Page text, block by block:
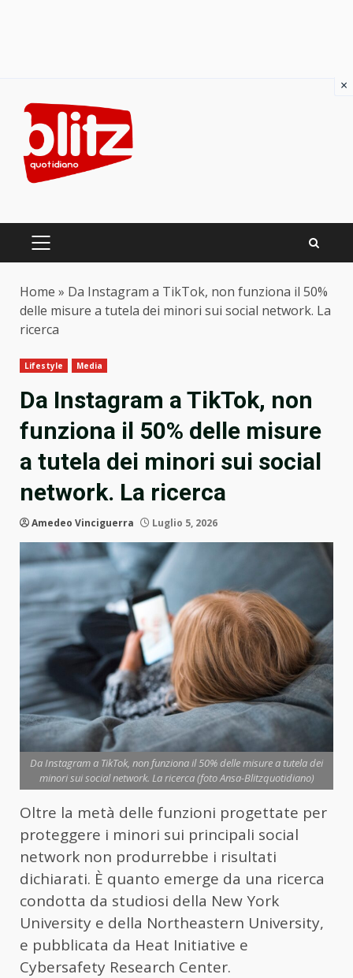
content
PRIMARY
Home » Da Instagram a TikTok, non funziona il 50%
delle misure a tutela dei minori sui social network. La
ricerca
Lifestyle Media
Da Instagram a TikTok, non
funziona il 50% delle misure
a tutela dei minori sui social
network. La ricerca
Amedeo Vinciguerra Luglio 5, 2026
Da Instagram a TikTok, non funziona il 50% delle misure a tutela dei
minori sui social network. La ricerca (foto Ansa-Blitzquotidiano)
Oltre la metà delle funzioni progettate per
proteggere i minori sui principali social
network non produrrebbe i risultati
dichiarati. È quanto emerge da una ricerca
condotta da studiosi della New York
University e della Northeastern University,
e pubblicata da Heat Initiative e
Cybersafety Research Center.
×